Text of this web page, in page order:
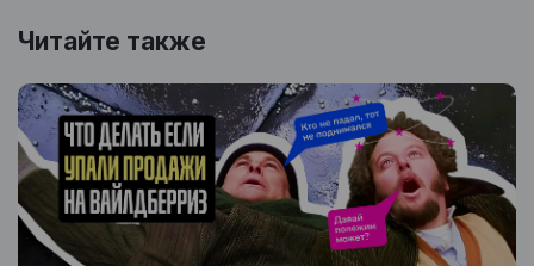
Читайте также